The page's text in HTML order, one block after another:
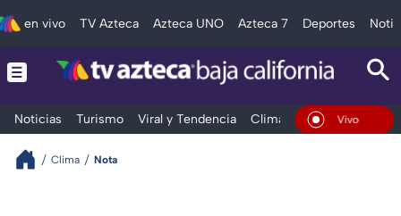
en vivo TV Azteca Azteca UNO Azteca 7 Deportes
Noticias Turismo Viral y Tendencia Clima Deportes
En Vivo
Clima Nota